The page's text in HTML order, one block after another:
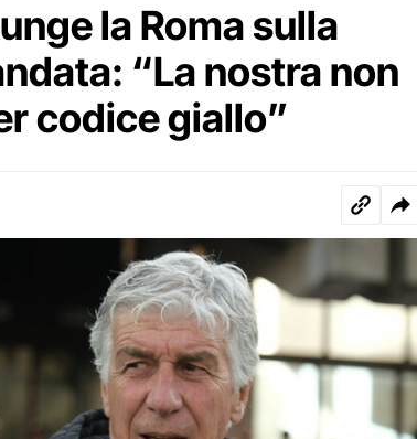
la Roma sulla
“La nostra non
codice giallo”